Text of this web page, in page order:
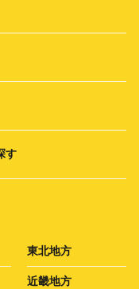
す
東北地方
近畿地方